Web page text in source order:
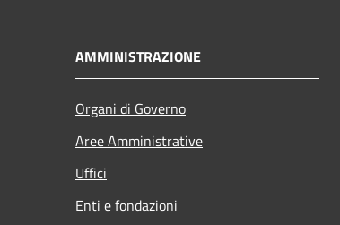
AMMINISTRAZIONE
Organi di Governo
Aree Amministrative
Uffici
Enti e fondazioni